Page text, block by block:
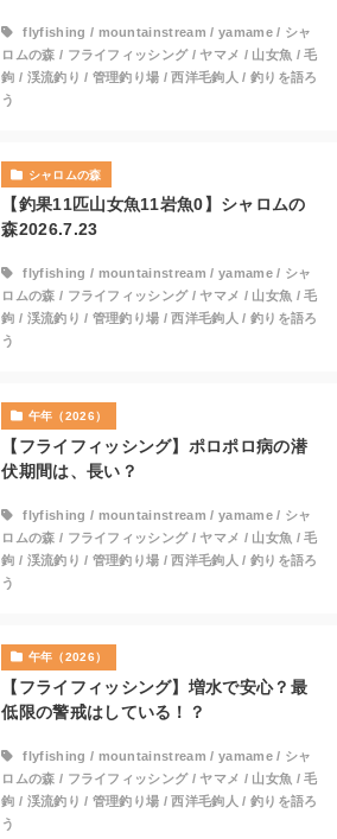
flyfishing / mountainstream / yamame/ シャ
ロムの森 / フライフィッシング/ ヤマメ / 山女魚 /毛
鉤 / 渓流釣り / 管理釣り場 /西洋毛鉤人 / 釣りを語ろ
う
シャロムの森
【釣果11匹山女魚11岩魚0】シャロムの
森2026.7.23
flyfishing / mountainstream / yamame/ シャ
ロムの森 / フライフィッシング/ ヤマメ / 山女魚 /毛
鉤 / 渓流釣り / 管理釣り場 /西洋毛鉤人 / 釣りを語ろ
う
午年（2026）
【フライフィッシング】ポロポロ病の潜
伏期間は、長い？
flyfishing / mountainstream / yamame/ シャ
ロムの森 / フライフィッシング/ ヤマメ / 山女魚 /毛
鉤 / 渓流釣り / 管理釣り場 /西洋毛鉤人 / 釣りを語ろ
う
午年（2026）
【フライフィッシング】増水で安心？最
低限の警戒はしている！？
flyfishing / mountainstream / yamame/ シャ
ロムの森 / フライフィッシング/ ヤマメ / 山女魚 /毛
鉤 / 渓流釣り / 管理釣り場 /西洋毛鉤人 / 釣りを語ろ
う